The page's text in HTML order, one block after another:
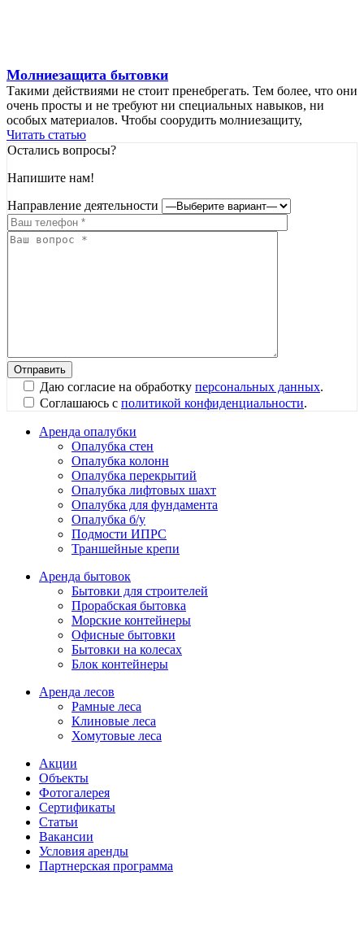
Молниезащита бытовки
Такими действиями не стоит пренебрегать. Тем более, что они
очень просты и не требуют ни специальных навыков, ни
особых материалов. Чтобы соорудить молниезащиту,
Читать статью
Остались вопросы?
Напишите нам!
Направление деятельности
Даю согласие на обработку персональных данных.
Соглашаюсь с политикой конфиденциальности.
Аренда опалубки
Опалубка стен
Опалубка колонн
Опалубка перекрытий
Опалубка лифтовых шахт
Опалубка для фундамента
Опалубка б/у
Подмости ИПРС
Траншейные крепи
Аренда бытовок
Бытовки для строителей
Прорабская бытовка
Морские контейнеры
Офисные бытовки
Бытовки на колесах
Блок контейнеры
Аренда лесов
Рамные леса
Клиновые леса
Хомутовые леса
Акции
Объекты
Фотогалерея
Сертификаты
Статьи
Вакансии
Условия аренды
Партнерская программа